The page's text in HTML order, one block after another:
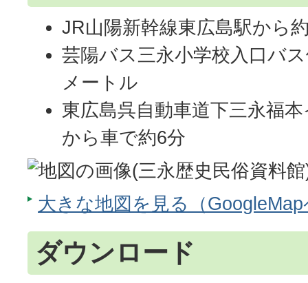
JR山陽新幹線東広島駅から
芸陽バス三永小学校入口バ
メートル
東広島呉自動車道下三永福
から車で約6分
大きな地図を見る（
ダウンロード